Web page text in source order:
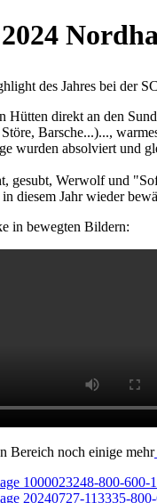
des Jahres bei der
Hütten direkt an den
Barsche...)...,
wurden absolviert und
gesubt, Werwolf und
diesem Jahr wieder
in bewegten Bildern:
Bereich noch einige mehr